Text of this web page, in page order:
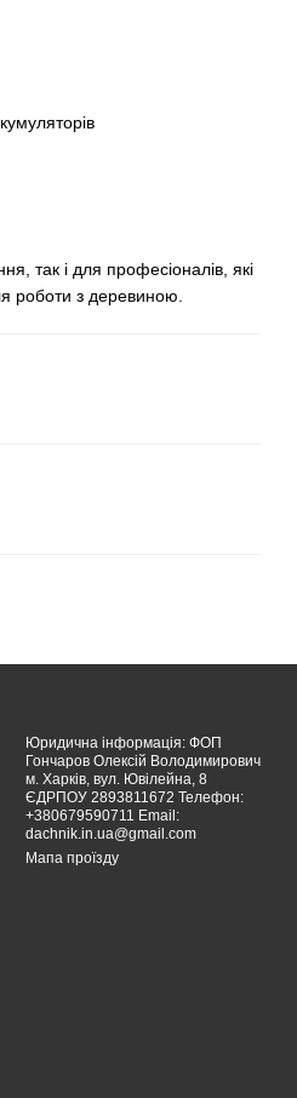
так і для професіоналів, які
роботи з деревиною.​
Юридична інформація: ФОП
Гончаров Олексій Володимирович
м. Харків, вул. Ювілейна, 8
ЄДРПОУ 2893811672 Телефон:
+380679590711 Email:
dachnik.in.ua@gmail.com
Мапа проїзду